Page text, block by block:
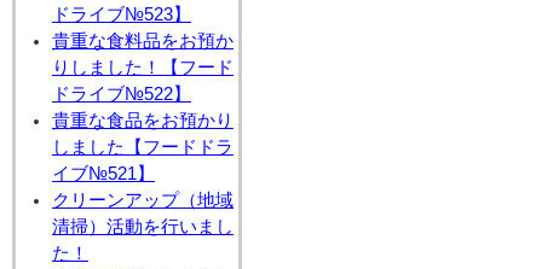
ドライブ№523】
貴重な食料品をお預か
りしました！【フード
ドライブ№522】
貴重な食品をお預かり
しました【フードドラ
イブ№521】
クリーンアップ（地域
清掃）活動を行いまし
た！